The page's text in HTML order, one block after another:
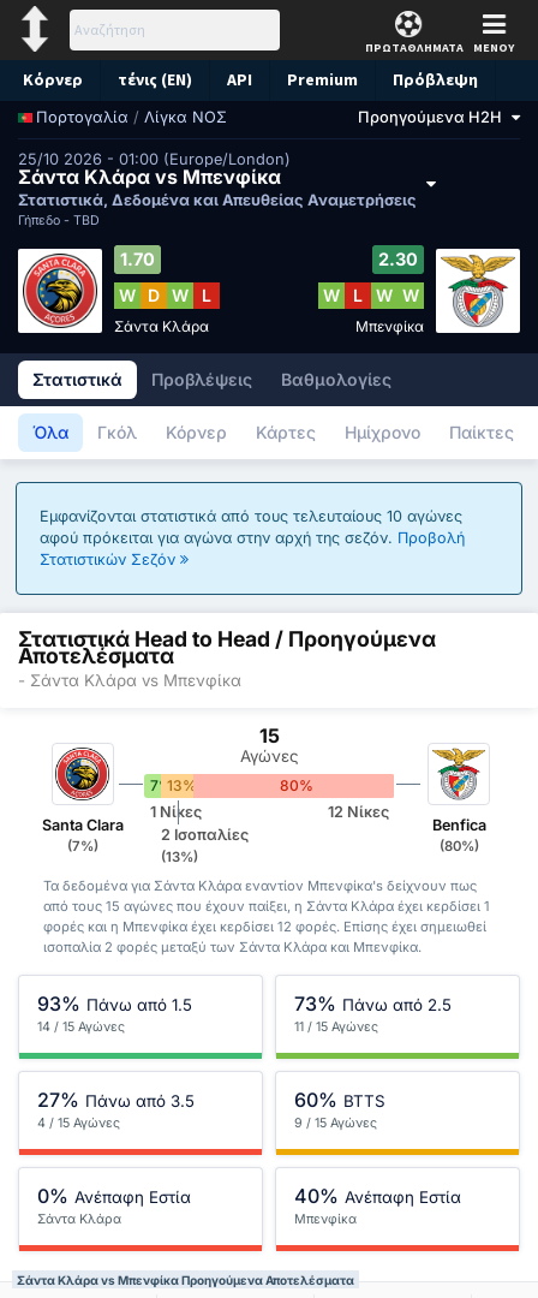
ΠΡΩΤΑΘΛΗΜΑΤΑ ΜΕΝΟΥ
Κόρνερ τένις (EN) API Premium Πρόβλεψη
Πορτογαλία / Λίγκα ΝΟΣ Προηγούμενα H2H
25/10 2026 - 01:00 (Europe/London)
Σάντα Κλάρα vs Μπενφίκα
Στατιστικά, Δεδομένα και Απευθείας Αναμετρήσεις
Γήπεδο - TBD
1.70
W
D W L
Σάντα Κλάρα
2.30
W
L W W
Μπενφίκα
Στατιστικά Προβλέψεις Βαθμολογίες
Όλα Γκόλ Κόρνερ Κάρτες Ημίχρονο Παίκτες
Εμφανίζονται στατιστικά από τους τελευταίους 10 αγώνες
αφού πρόκειται για αγώνα στην αρχή της σεζόν. Προβολή
Στατιστικών Σεζόν
Στατιστικά Head to Head / Προηγούμενα
Αποτελέσματα
- Σάντα Κλάρα vs Μπενφίκα
Santa Clara
(7%)
15
Αγώνες
7%13%
80%
1 Νίκες
2 Ισοπαλίες
(13%)
12 Νίκες
Benfica
(80%)
Τα δεδομένα για Σάντα Κλάρα εναντίον Μπενφίκα's δείχνουν πως
από τους 15 αγώνες που έχουν παίξει, η Σάντα Κλάρα έχει κερδίσει 1
φορές και η Μπενφίκα έχει κερδίσει 12 φορές. Επίσης έχει σημειωθεί
ισοπαλία 2 φορές μεταξύ των Σάντα Κλάρα και Μπενφίκα.
93% Πάνω από 1.5
14 / 15 Αγώνες
73% Πάνω από 2.5
11 / 15 Αγώνες
27% Πάνω από 3.5
4 / 15 Αγώνες
60% BTTS
9 / 15 Αγώνες
0% Ανέπαφη Εστία
Σάντα Κλάρα
40% Ανέπαφη Εστία
Μπενφίκα
Σάντα Κλάρα vs Μπενφίκα Προηγούμενα Αποτελέσματα